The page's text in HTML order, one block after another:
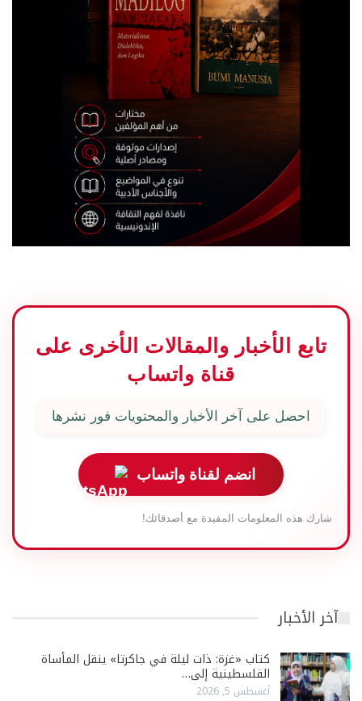
تابع الأخبار والمقالات الأخرى على
قناة واتساب
احصل على آخر الأخبار والمحتويات فور نشرها
انضم لقناة واتساب
شارك هذه المعلومات المفيدة مع أصدقائك!
آخر الأخبار
كتاب «غزة: ذات ليلة في جاكرتا» ينقل المأساة
الفلسطينية إلى…
أغسطس 5, 2026